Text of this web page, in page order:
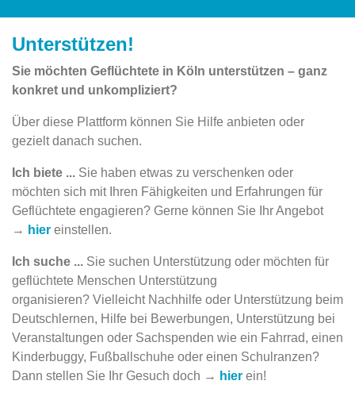
Unterstützen!
Sie möchten Geflüchtete in Köln unterstützen – ganz
konkret und unkompliziert?
Über diese Plattform können Sie Hilfe anbieten oder
gezielt danach suchen.
Ich biete ... Sie haben etwas zu verschenken oder
möchten sich mit Ihren Fähigkeiten und Erfahrungen für
Geflüchtete engagieren? Gerne können Sie Ihr Angebot
→ hier einstellen.
Ich suche ... Sie suchen Unterstützung oder möchten für
geflüchtete Menschen Unterstützung
organisieren? Vielleicht Nachhilfe oder Unterstützung beim
Deutschlernen, Hilfe bei Bewerbungen, Unterstützung bei
Veranstaltungen oder Sachspenden wie ein Fahrrad, einen
Kinderbuggy, Fußballschuhe oder einen Schulranzen?
Dann stellen Sie Ihr Gesuch doch → hier ein!